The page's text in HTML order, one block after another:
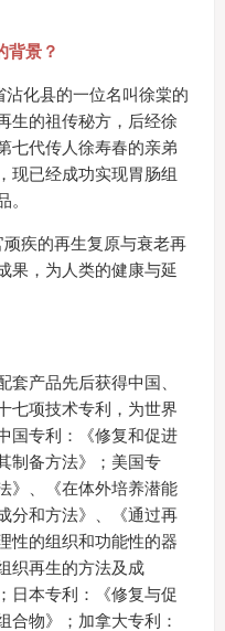
背景？
化县的一位名叫徐棠的
生的祖传秘方，后经徐
七代传人徐寿春的亲弟
现已经成功实现胃肠组
。
疾的再生复原与衰老再
果，为人类的健康与延
产品先后获得中国、
七项技术专利，为世界
国专利：《修复和促进
制备方法》；美国专
》、《在体外培养潜能
分和方法》、《通过再
性的组织和功能性的器
织再生的方法及成
日本专利：《修复与促
合物》；加拿大专利：